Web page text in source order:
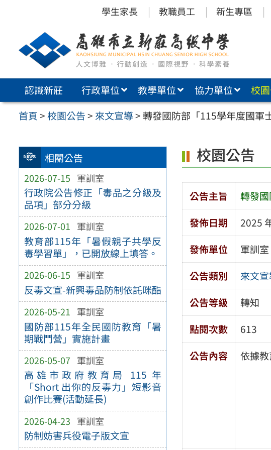
內
學生家長 教職員工 新生專區
認識新莊 行政單位 教學單位 協力單位 校
首頁>校園公告> 來文宣導>轉發國防部「115學年度國軍
相關公告
2026-07-15 軍訓室
行政院公告修正「毒品之分級及
品項」部分分級
2026-07-01 軍訓室
教育部115年「暑假親子共學反
毒學習單」，已開放線上填答。
2026-06-15 軍訓室
反毒文宣-新興毒品防制依託咪酯
2026-05-21 軍訓室
國防部115年全民國防教育「暑
期戰鬥營」實施計畫
2026-05-07 軍訓室
高雄市政府教育局 115 年
「Short 出你的反毒力」短影音
創作比賽(活動延長)
2026-04-23 軍訓室
防制妨害兵役電子版文宣
校園公告
公告主旨
轉發
發佈日期
2025
發佈單位
軍訓室
公告類別
來文
公告等級
轉知
點閱次數
613
公告內容
依據